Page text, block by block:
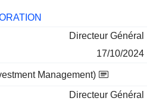
Directeur Général
17/10/2024
Management)
Directeur Général